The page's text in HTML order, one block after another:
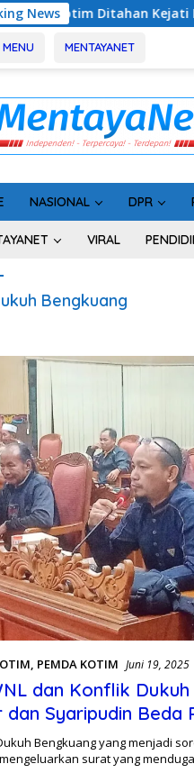
NewsKejati Kalteng,
MENU MENTAYANET
NASIONAL DPR
VIRAL
Bengkuang
, PEMDA KOTIM Juni 19, 2025
dan Konflik
dan Syaripudin Beda
Kotim
Bengkuang yang menjadi
mengeluarkan surat yang